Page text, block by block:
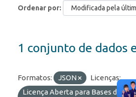
Ordenar por
1 conjunto de dados
Formatos: JSON
Licenças:
Licença Aberta para Bases de